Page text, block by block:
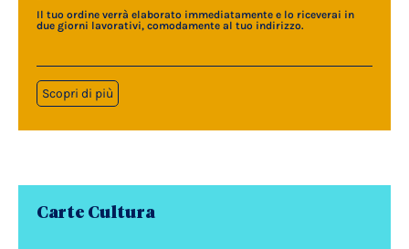
Il tuo ordine verrà elaborato immediatamente e lo riceverai in
due giorni lavorativi, comodamente al tuo indirizzo.
Scopri di più
Carte Cultura